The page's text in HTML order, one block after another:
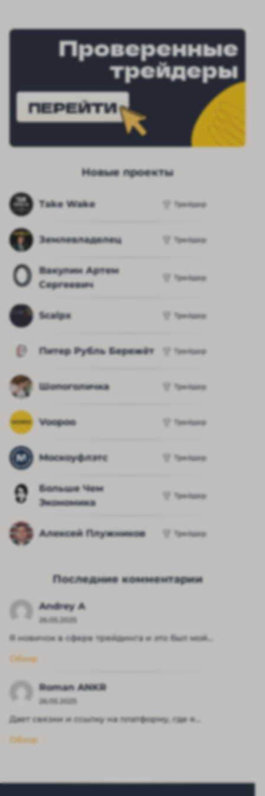
Проверенные
трейдеры
ПЕРЕЙТИ
Новые проекты
Take Wake Трейдер
Землевладелец Трейдер
Вакулин Артем
Сергеевич
Трейдер
Scalpx Трейдер
Питер Рубль Бережёт Трейдер
Шопоголичка Трейдер
Voopoo Трейдер
Москоуфлэтс Трейдер
Больше Чем
Экономика
Трейдер
Алексей Плужников Трейдер
Последние комментарии
Andrey A
26.05.2025
Я новичок в сфере трейдинга и это был мой...
Обзор
Roman ANKR
26.05.2025
Дает связки и ссылку на платформу, где я...
Обзор